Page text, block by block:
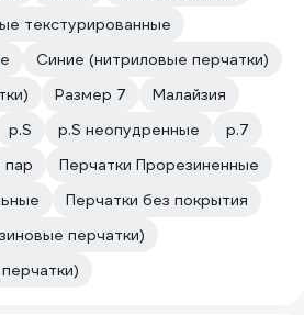
текстурированные
Синие (нитриловые перчатки)
Размер 7
Малайзия
р.S р.S неопудренные
р.7
пар
Перчатки Прорезиненные
Перчатки без покрытия
перчатки)